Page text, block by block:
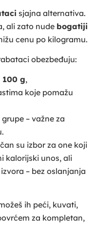
sjajna alternativa.
ali zato nude bogatiji
cenu po kilogramu.
obezbeđuju:
100 g,
koje pomažu
– važne za
su izbor za one koji
kalorijski unos, ali
– bez oslanjanja
ih peći, kuvati,
za kompletan,